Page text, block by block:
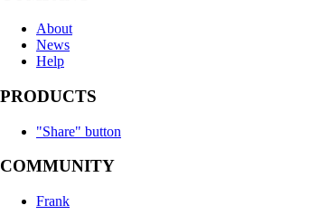
About
News
Help
PRODUCTS
"Share" button
COMMUNITY
Frank